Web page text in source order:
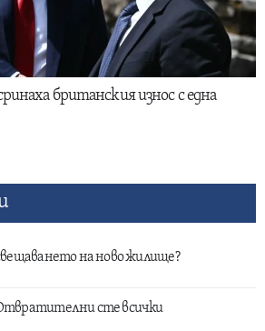
британския износ с една
на ново жилище?
сте всички